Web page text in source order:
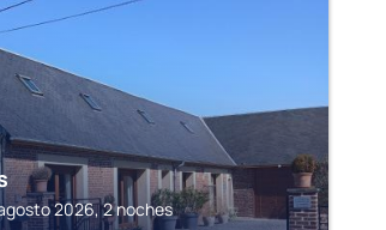
2026, 2 noches